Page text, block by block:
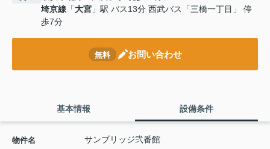
埼京線 「大宮 」駅 バス13分 西武バス「三橋一丁目」 停
歩7分
無料 お問い合わせ
基本情報 設備条件
物件名 サンブリッジ弐番館